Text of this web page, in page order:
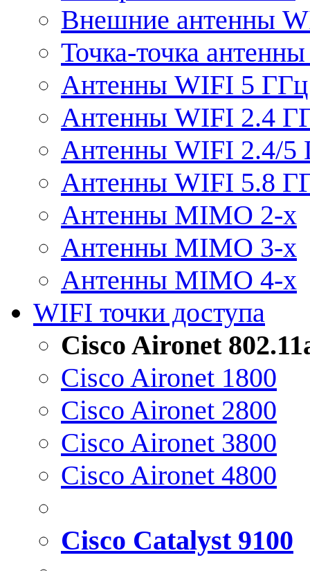
Внешние антенны
Точка-точка
Антенны WIFI 5 ГГц
Антенны WIFI 2.4
Антенны WIFI 2.4/5
Антенны WIFI 5.8
Антенны MIMO 2-x
Антенны MIMO 3-x
Антенны MIMO 4-x
WIFI точки доступа
Cisco Aironet
Cisco Aironet 1800
Cisco Aironet 2800
Cisco Aironet 3800
Cisco Aironet 4800
Cisco Catalyst 9100